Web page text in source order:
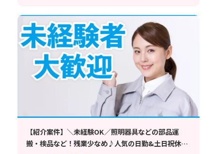
【紹介案件】＼未経験OK／照明器具などの部品運
搬・検品など！残業少なめ♪人気の日勤&土日祝休み